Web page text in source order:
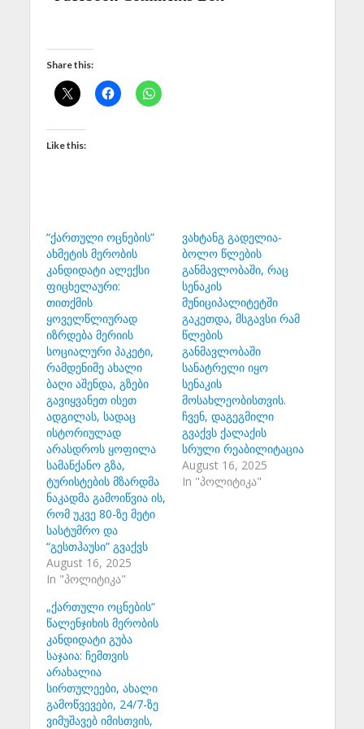
Share this:
Like this:
“ქართული ოცნების”
ახმეტის მერობის
კანდიდატი ალექსი
ფიცხელაური:
თითქმის
ყოველწლიურად
იზრდება მერიის
სოციალური პაკეტი,
რამდენიმე ახალი
ბაღი აშენდა, გზები
გავიყვანეთ ისეთ
ადგილას, სადაც
ისტორიულად
არასდროს ყოფილა
სამანქანო გზა,
ტურისტების მზარდმა
ნაკადმა გამოიწვია ის,
რომ უკვე 80-ზე მეტი
სასტუმრო და
“გესთჰაუსი” გვაქვს
August 16, 2025
In "პოლიტიკა"
ვახტანგ გადელია-
ბოლო წლების
განმავლობაში, რაც
სენაკის
მუნიციპალიტეტში
გაკეთდა, მსგავსი რამ
წლების
განმავლობაში
სანატრელი იყო
სენაკის
მოსახლეობისთვის.
ჩვენ, დაგეგმილი
გვაქვს ქალაქის
სრული რეაბილიტაცია
August 16, 2025
In "პოლიტიკა"
„ქართული ოცნების“
წალენჯიხის მერობის
კანდიდატი გუბა
საჯაია: ჩემთვის
არახალია
სირთულეები, ახალი
გამოწვევები, 24/7-ზე
ვიმუშავებ იმისთვის,